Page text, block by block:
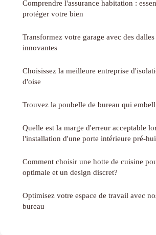
Comprendre l'assurance habitation :
protéger votre bien
Transformez votre garage avec des
innovantes
Choisissez la meilleure entreprise
d'oise
Trouvez la poubelle de bureau qui
Quelle est la marge d'erreur acceptable
l'installation d'une porte intérieure pré-
Comment choisir une hotte de cuisine
optimale et un design discret?
Optimisez votre espace de travail avec
bureau